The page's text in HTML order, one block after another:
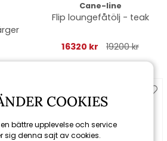
Cane-line
Flip loungefåtölj - teak
16320 kr 19200 kr
COOKIES
bättre upplevelse och service
sig denna sajt av cookies.